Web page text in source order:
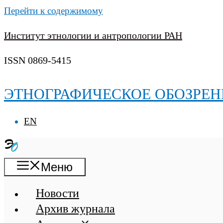
Перейти к содержимому
Институт этнологии и антропологии РАН
ISSN 0869-5415
ЭТНОГРАФИЧЕСКОЕ
EN
Меню
Новости
Архив журнала